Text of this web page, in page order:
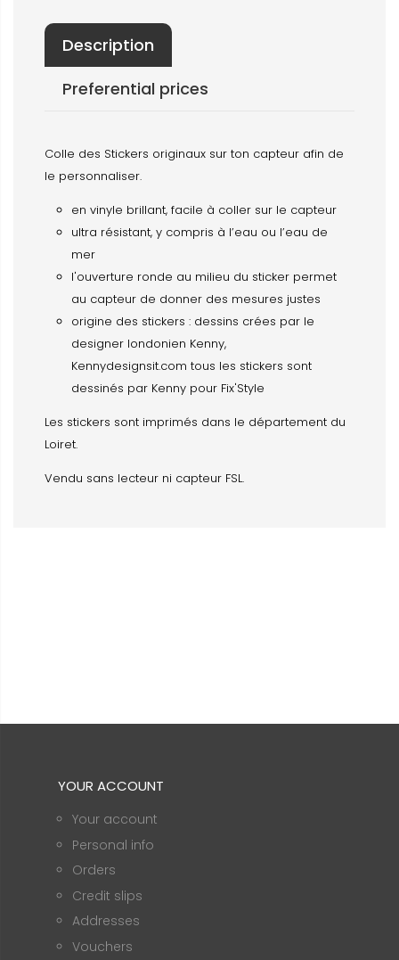
Description
Preferential prices
Colle des Stickers originaux sur ton capteur afin de
le personnaliser.
en vinyle brillant, facile à coller sur le capteur
ultra résistant, y compris à l’eau ou l’eau de
mer
l'ouverture ronde au milieu du sticker permet
au capteur de donner des mesures justes
origine des stickers : dessins crées par le
designer londonien Kenny,
Kennydesignsit.com tous les stickers sont
dessinés par Kenny pour Fix'Style
Les stickers sont imprimés dans le département du
Loiret.
Vendu sans lecteur ni capteur FSL.
YOUR ACCOUNT
Your account
Personal info
Orders
Credit slips
Addresses
Vouchers